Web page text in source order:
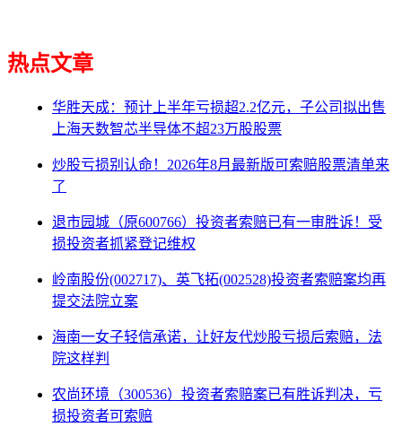
热点文章
华胜天成：预计上半年亏损超2.2亿元，子公司拟出售
上海天数智芯半导体不超23万股股票
炒股亏损别认命！2026年8月最新版可索赔股票清单来
了
退市园城（原600766）投资者索赔已有一审胜诉！受
损投资者抓紧登记维权
岭南股份(002717)、英飞拓(002528)投资者索赔案均再
提交法院立案
海南一女子轻信承诺，让好友代炒股亏损后索赔，法
院这样判
农尚环境（300536）投资者索赔案已有胜诉判决，亏
损投资者可索赔